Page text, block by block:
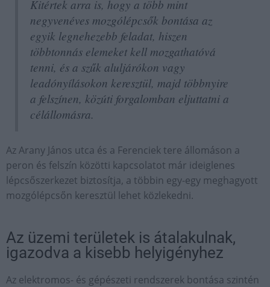
Kitértek arra is, hogy a több mint
negyvenéves mozgólépcsők bontása az
egyik legnehezebb feladat, hiszen
többtonnás elemeket kell mozgathatóvá
tenni, és a szűk aluljárókon vagy
leadónyílásokon keresztül, majd többnyire
a felszínen, közúti forgalomban eljuttatni a
célállomásra.
Az Arany János utca és a Ferenciek tere állomáson a
peron és felszín közötti kapcsolatot már ideiglenes
lépcsőszerkezet biztosítja, a többin egy-egy meghagyott
mozgólépcsőn keresztül lehet közlekedni.
Az üzemi területek is átalakulnak,
igazodva a kisebb helyigényhez
Az elektromos- és gépészeti rendszerek bontása szintén